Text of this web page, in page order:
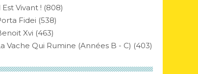
Est Vivant ! (808)
Fidei (538)
Xvi (463)
Vache Qui Rumine (années B - C) (403)